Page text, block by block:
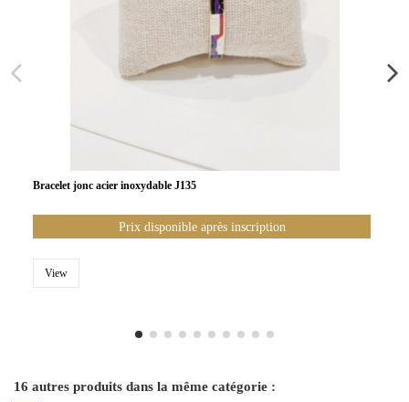
Bracelet jonc acier inoxydable J135
Prix disponible après inscription
View
16 autres produits dans la même catégorie :